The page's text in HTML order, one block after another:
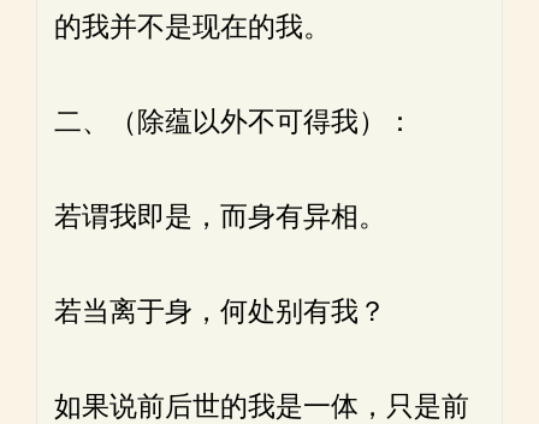
的我并不是现在的我。
二、（除蕴以外不可得我）：
若谓我即是，而身有异相。
若当离于身，何处别有我？
如果说前后世的我是一体，只是前